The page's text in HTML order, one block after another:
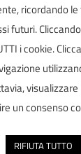
ricordando
futuri.
i cookie.
un consenso
RIFIUTA TUTTO